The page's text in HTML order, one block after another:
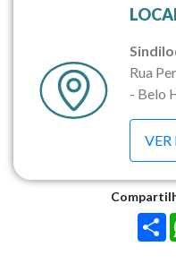
Rua
- Belo